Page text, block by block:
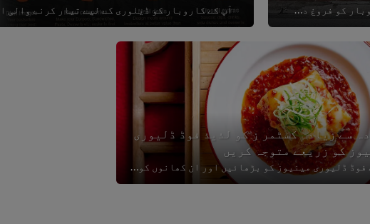
چاہے فوڈ ڈیلیوری میں نئے ہوں یا تجربہ کار ، ان 5 نکات سے اپنے کاروبار کو فروغ دینا سیکھیں۔ آپ کے کاروبار کو ڈیلوری کے لیے تیار کرنے والی
سے زیادہ کسٹمر ز کو لذیذ فوڈ ڈلیوری
کو زریعے متوجہ کریں
اپنے فوڈ ڈلیوری مینیوز کو بڑھائیں اور ان کھانوں کو توجہ کا مرکز بنائیں جوکسٹمرز کو ان کے گھر تک پہنچائے جا سکیں